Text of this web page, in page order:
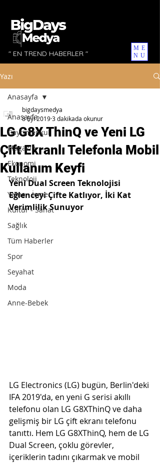
ME
NU
" EN TREND HABERLER "
Yazı
Anasayfa
Gayrimenkul
Magazin
Ekonomi
Teknoloji
Yeme - İçme
Kültür - Sanat
Sağlık
Tüm Haberler
Spor
Seyahat
Moda
Anne-Bebek
Anasayfa
LG G8X ThinQ ve Yeni LG
Çift Ekranlı Telefonla Mobil
Kullanım Keyfi
bigdaysmedya
8 Eyl 20193 dakikada okunur
Yeni Dual Screen Teknolojisi
Eğlenceyi Çifte Katlıyor, İki Kat
Verimlilik Sunuyor
LG Electronics (LG) bugün, Berlin'deki
IFA 2019'da, en yeni G serisi akıllı
telefonu olan LG G8XThinQ ve daha
gelişmiş bir LG çift ekranı telefonu
tanıttı. Hem LG G8XThinQ, hem de LG
Dual Screen, çoklu görevler,
içeriklerin tadını çıkarmak ve mobil